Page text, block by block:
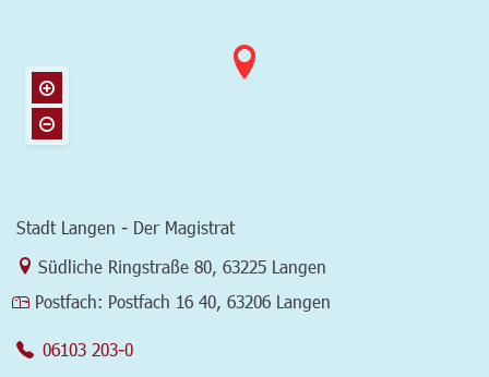
Stadt Langen - Der Magistrat
Link zur Google-Maps Navigation
Südliche Ringstraße 80 63225 Langen
Postfach: Postfach 16 40, 63206 Langen
06103 203-0